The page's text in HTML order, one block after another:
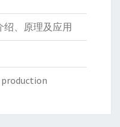
绍、原理及应用
production